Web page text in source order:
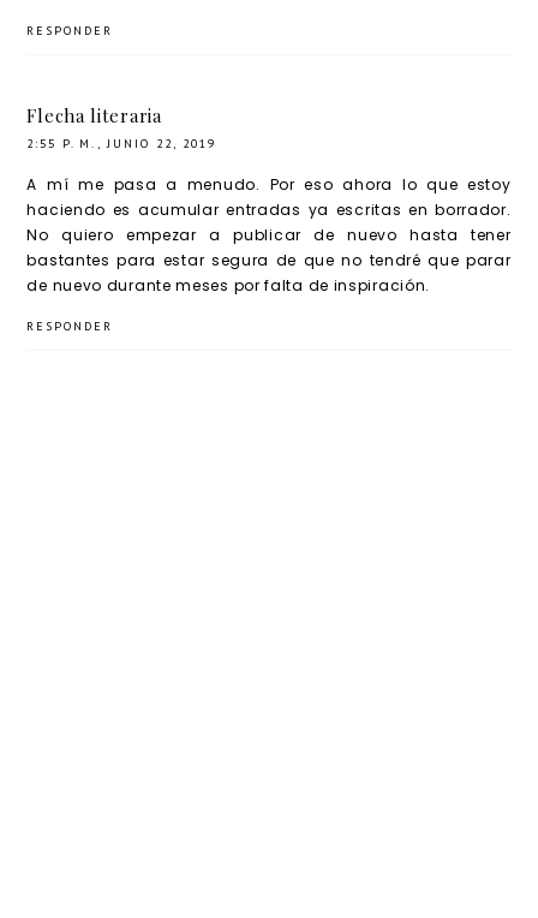
RESPONDER
Flecha literaria
2:55 P. M., JUNIO 22, 2019
A mí me pasa a menudo. Por eso ahora lo que estoy
haciendo es acumular entradas ya escritas en borrador.
No quiero empezar a publicar de nuevo hasta tener
bastantes para estar segura de que no tendré que parar
de nuevo durante meses por falta de inspiración.
RESPONDER